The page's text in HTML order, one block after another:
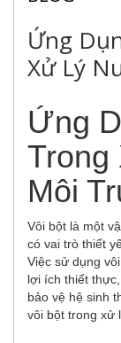
Ứng
Xử Lý
Ứng
Môi
Vôi bột là một
có vai trò thiết
Việc sử dụng
lợi ích thiết
bảo vệ hệ sinh
vôi bột trong xử